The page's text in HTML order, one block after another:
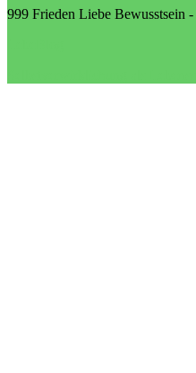
999 Frieden Liebe Bewusstsein -